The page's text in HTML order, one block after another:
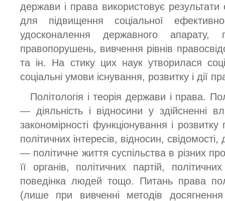
держави і права використовує результати
для підвищення соціальної
удосконалення державного
правопорушень, вивчення рівнів
та ін. На стику цих наук утворилася
соціальні умови існування, розвитку і дії
Політологія і теорія держави і права.
— діяльність і відносини у здійсненні
закономірності функціонування і розвитку
політичних інтересів, відносин, свідомості,
— політичне життя суспільства в різних
її органів, політичних партій,
поведінка людей тощо. Питань права
(лише при вивченні методів